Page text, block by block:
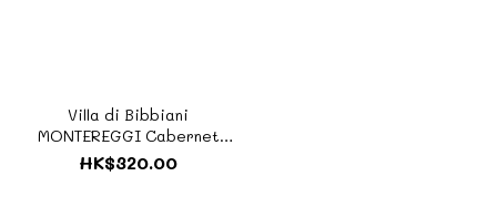
Villa di Bibbiani
MONTEREGGI Cabernet
Sauvignon Toscano IGT 2019
比比亞尼山莊《醇酒系列 -
HK$320.00